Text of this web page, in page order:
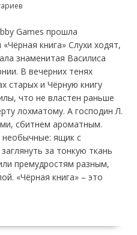
Games прошла
книга» Слухи ходят,
знаменитая Василиса
В вечерних тенях
старых и Чёрную книгу
что не властен раньше
лохматому. А господин Л.
сбитнем ароматным.
необычные: ящик с
за тонкую ткань
премудростям разным,
«Чёрная книга» – это